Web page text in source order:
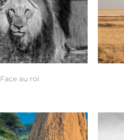
Face au roi